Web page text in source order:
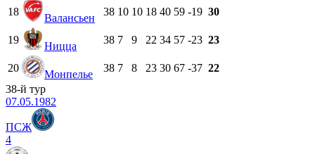
18
Валансьен
38 10 10 18 40 59 -19 30
19
Ницца
38 7 9 22 34 57 -23 23
20
Монпелье
38 7 8 23 30 67 -37 22
38-й тур
07.05.1982
ПСЖ
4